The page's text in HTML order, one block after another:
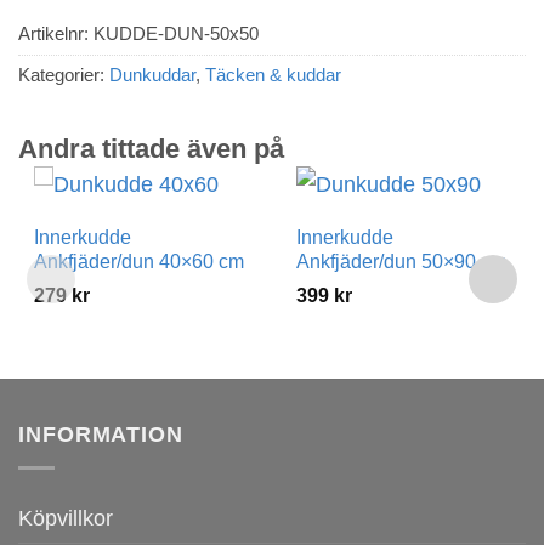
Artikelnr: KUDDE-DUN-50x50
Kategorier: Dunkuddar, Täcken & kuddar
Andra tittade även på
Innerkudde
Ankfjäder/dun 40×60 cm
279 kr
Innerkudde
Ankfjäder/dun 50×90 cm
399 kr
INFORMATION
Köpvillkor